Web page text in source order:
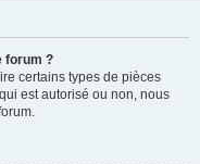
forum ?
certains types de pièces
est autorisé ou non, nous